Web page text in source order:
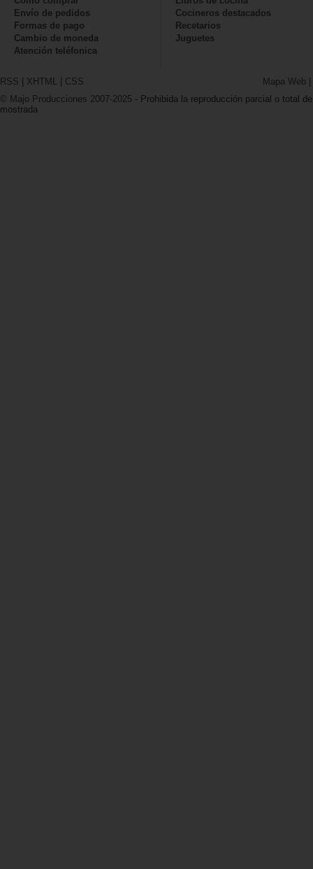
Envío de pedidos
Formas de pago
Cambio de moneda
Atención teléfonica
Cocineros destacados
Recetarios
Juguetes
RSS | XHTML | CSS Mapa Web |
© Majo Producciones 2007-2025 - Prohibida la reproducción parcial o total
mostrada